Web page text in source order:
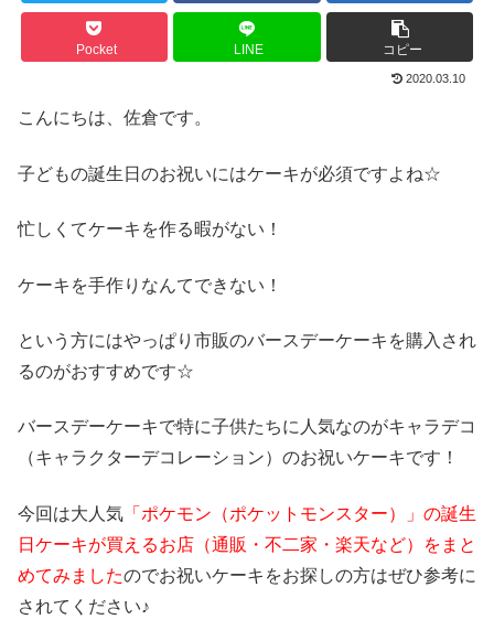
Pocket LINE コピー
2020.03.10
こんにちは、佐倉です。
子どもの誕生日のお祝いにはケーキが必須ですよね☆
忙しくてケーキを作る暇がない！
ケーキを手作りなんてできない！
という方にはやっぱり市販のバースデーケーキを購入され
るのがおすすめです☆
バースデーケーキで特に子供たちに人気なのがキャラデコ
（キャラクターデコレーション）のお祝いケーキです！
今回は大人気 「ポケモン（ポケットモンスター）」の誕生
日ケーキが買えるお店（通販・不二家・楽天など）をまと
めてみましたのでお祝いケーキをお探しの方はぜひ参考に
されてください♪